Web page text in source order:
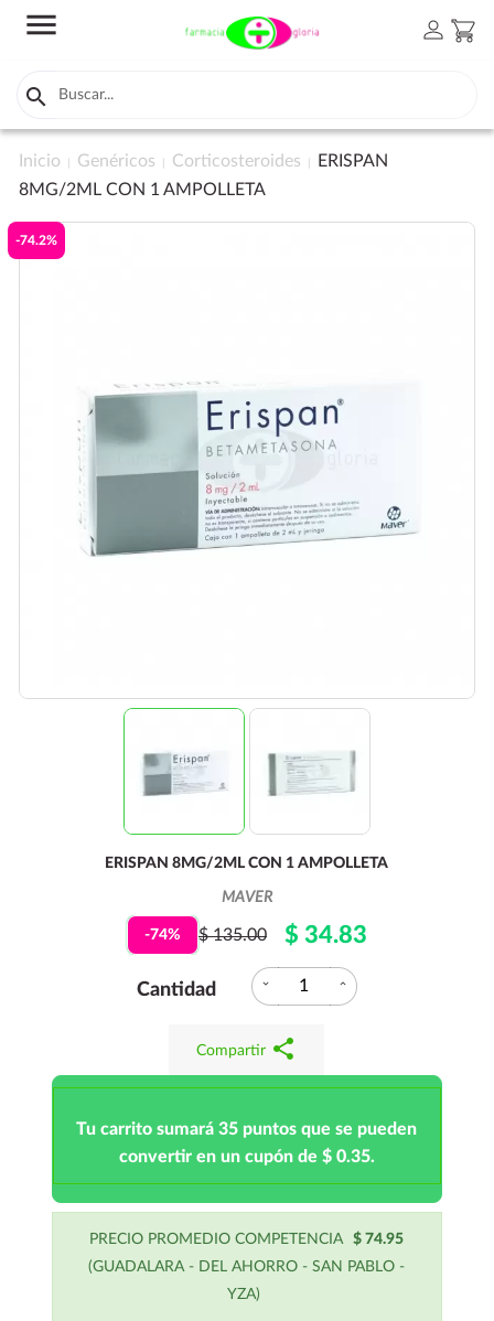
menu person shopping_cart

Inicio Genéricos Corticosteroides
ERISPAN
8MG/2ML CON 1 AMPOLLETA
-74.2%
ERISPAN 8MG/2ML CON 1 AMPOLLETA
MAVER
-74% $ 135.00 $ 34.83
Cantidad expand_more expand_less
Compartir share
Tu carrito sumará 35 puntos que se pueden
convertir en un cupón de $ 0.35.
PRECIO PROMEDIO COMPETENCIA
$ 74.95
(GUADALARA - DEL AHORRO - SAN PABLO -
YZA)